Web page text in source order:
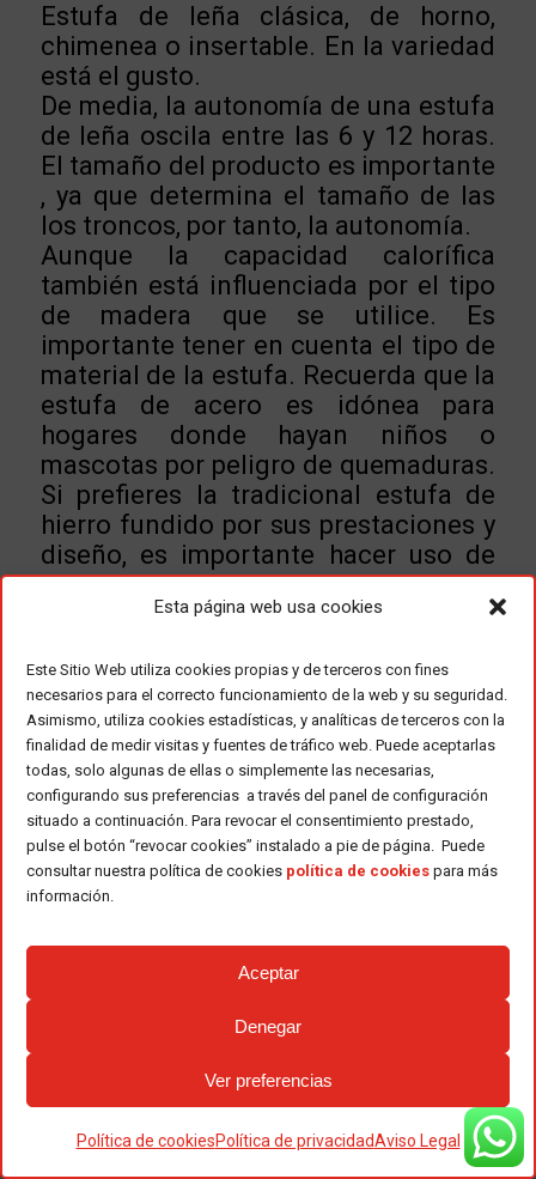
Esta página web usa cookies
Este Sitio Web utiliza cookies propias y de terceros con fines
necesarios para el correcto funcionamiento de la web y su seguridad.
Asimismo, utiliza cookies estadísticas, y analíticas de terceros con la
finalidad de medir visitas y fuentes de tráfico web. Puede aceptarlas
todas, solo algunas de ellas o simplemente las necesarias,
configurando sus preferencias a través del panel de configuración
situado a continuación. Para revocar el consentimiento prestado,
pulse el botón “revocar cookies” instalado a pie de página. Puede
consultar nuestra política de cookies política de cookies para más
información.
Aceptar
Denegar
Ver preferencias
Política de cookiesPolítica de privacidadAviso Legal
Estufa de leña clásica, de horno,
chimenea o insertable. En la variedad
está el gusto.
De media, la autonomía de una estufa
de leña oscila entre las 6 y 12 horas.
El tamaño del producto es importante
, ya que determina el tamaño de las
los troncos, por tanto, la autonomía.
Aunque la capacidad calorífica
también está influenciada por el tipo
de madera que se utilice. Es
importante tener en cuenta el tipo de
material de la estufa. Recuerda que la
estufa de acero es idónea para
hogares donde hayan niños o
mascotas por peligro de quemaduras.
Si prefieres la tradicional estufa de
hierro fundido por sus prestaciones y
diseño, es importante hacer uso de
elementos de seguridad como los
salvachispas.
Cómo encender una estufa
de leña
Para encender el fuego hay diversas
formas. Te explicamos el proceso
más sencillo y que menos hollín
produce.
¿Qué necesitas para encender
olivo, nogal, roble, arce.
Unas ramas o troncos de leña